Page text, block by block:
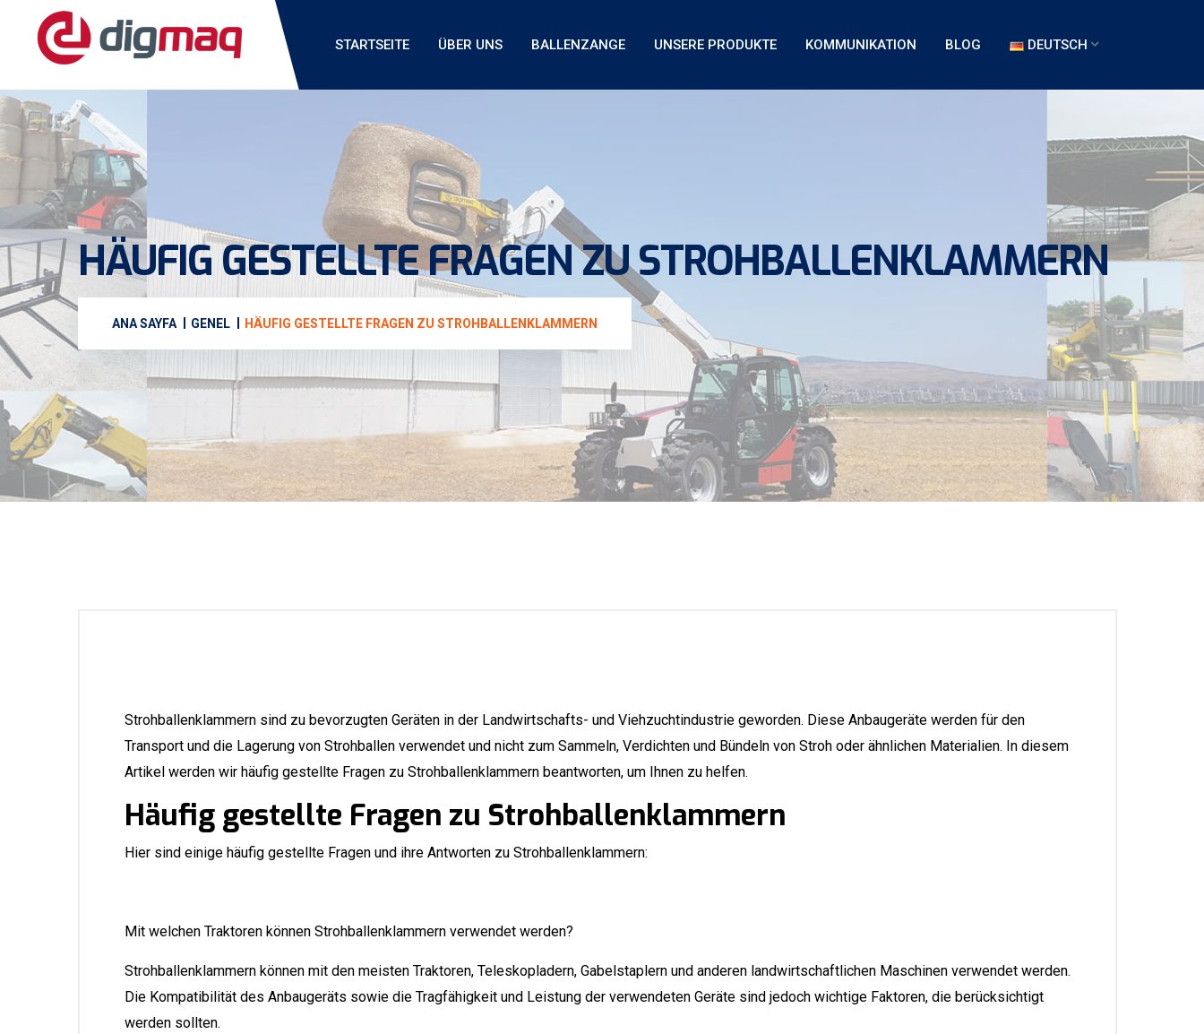
STARTSEITE ÜBER UNS BALLENZANGE UNSERE PRODUKTE KOMMUNIKATION BLOG DEUTSCH
HÄUFIG GESTELLTE FRAGEN ZU STROHBALLENKLAMMERN
ANA SAYFA GENEL HÄUFIG GESTELLTE FRAGEN ZU STROHBALLENKLAMMERN
Strohballenklammern sind zu bevorzugten Geräten in der Landwirtschafts- und Viehzuchtindustrie geworden. Diese Anbaugeräte werden für den
Transport und die Lagerung von Strohballen verwendet und nicht zum Sammeln, Verdichten und Bündeln von Stroh oder ähnlichen Materialien. In diesem
Artikel werden wir häufig gestellte Fragen zu Strohballenklammern beantworten, um Ihnen zu helfen.
Häufig gestellte Fragen zu Strohballenklammern
Hier sind einige häufig gestellte Fragen und ihre Antworten zu Strohballenklammern:
Mit welchen Traktoren können Strohballenklammern verwendet werden?
Strohballenklammern können mit den meisten Traktoren, Teleskopladern, Gabelstaplern und anderen landwirtschaftlichen Maschinen verwendet werden.
Die Kompatibilität des Anbaugeräts sowie die Tragfähigkeit und Leistung der verwendeten Geräte sind jedoch wichtige Faktoren, die berücksichtigt
werden sollten.